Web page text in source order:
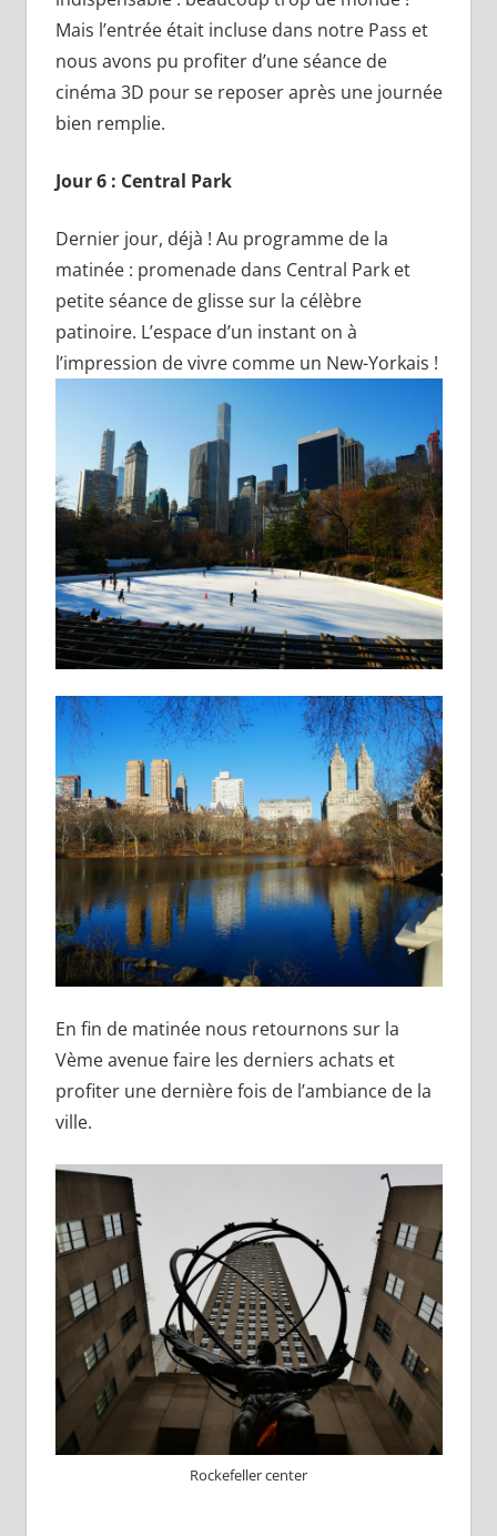
Mais l’entrée était incluse dans notre Pass et
nous avons pu profiter d’une séance de
cinéma 3D pour se reposer après une journée
bien remplie.
Jour 6 : Central Park
Dernier jour, déjà ! Au programme de la
matinée : promenade dans Central Park et
petite séance de glisse sur la célèbre
patinoire. L’espace d’un instant on à
l’impression de vivre comme un New-Yorkais !
En fin de matinée nous retournons sur la
Vème avenue faire les derniers achats et
profiter une dernière fois de l’ambiance de la
ville.
Rockefeller center